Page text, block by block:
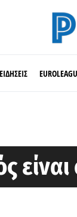
ΕΙΔΗΣΕΙΣ